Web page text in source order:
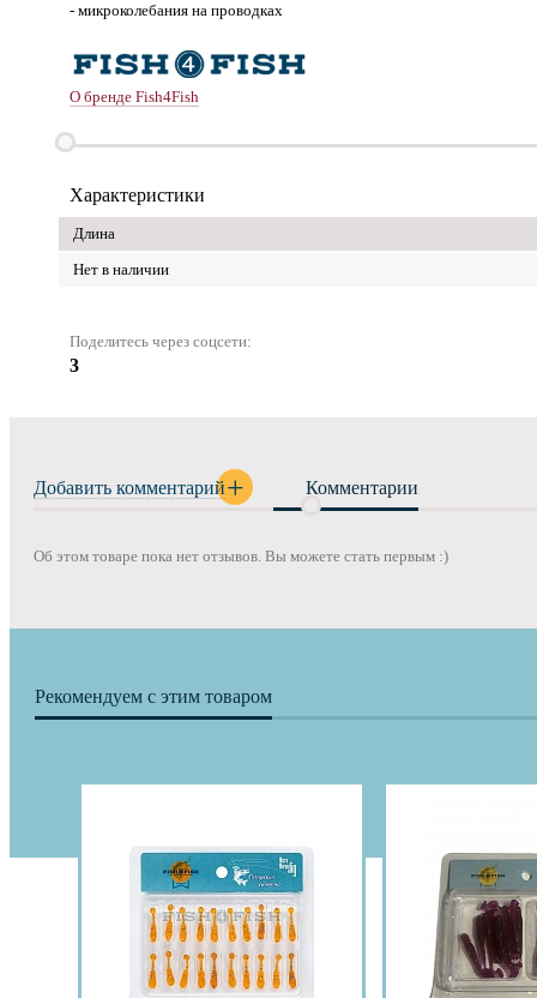
- микроколебания на проводках
О бренде Fish4Fish
Характеристики
Длина
Нет в наличии
Поделитесь через соцсети:
3
Добавить комментарий Комментарии
Об этом товаре пока нет отзывов. Вы можете стать первым :)
Рекомендуем с этим товаром